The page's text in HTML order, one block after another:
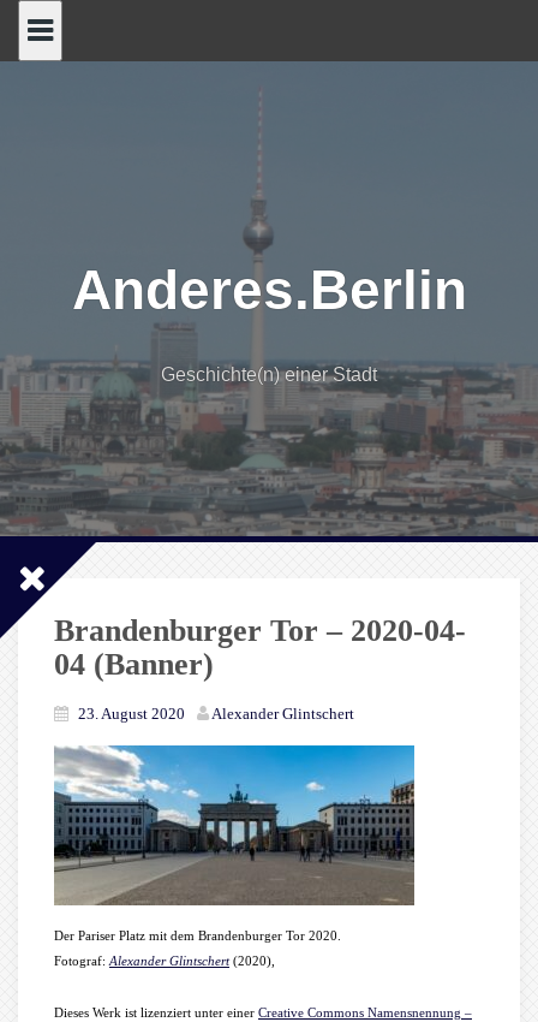
Anderes.Berlin
Geschichte(n) einer Stadt
Brandenburger Tor – 2020-04-
04 (Banner)
23. August 2020 Alexander Glintschert
Der Pariser Platz mit dem Brandenburger Tor 2020.
Fotograf: Alexander Glintschert(2020),
Dieses Werk ist lizenziert unter einer Creative Commons Namensnennung –